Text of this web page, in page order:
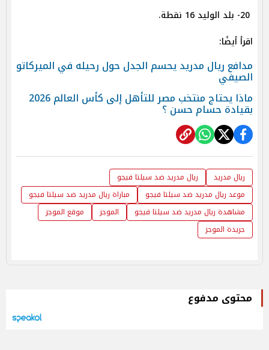
اقرأ أيضًا:
مدافع ريال مدريد يحسم الجدل حول رحيله في الميركاتو
الصيفي
ماذا يحتاج منتخب مصر للتأهل إلى كأس العالم 2026
بقيادة حسام حسن ؟
ريال مدريد
ريال مدريد ضد سيلتا فيجو
موعد ريال مدريد ضد سيلتا فيجو
مباراة ريال مدريد ضد سيلتا فيجو
مشاهدة ريال مدريد ضد سيلتا فيجو
الموجز
موقع الموجز
جريدة الموجز
محتوى مدفوع